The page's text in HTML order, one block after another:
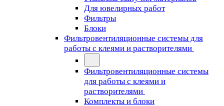
Для ювелирных работ
Фильтры
Блоки
Фильтровентиляционные системы для
работы с клеями и растворителями
Фильтровентиляционные системы
для работы с клеями и
растворителями
Комплекты и блоки